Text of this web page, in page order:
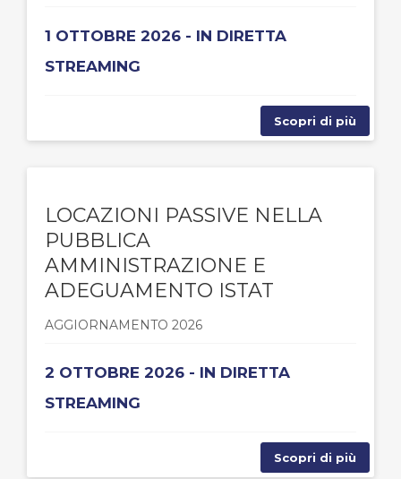
1 OTTOBRE 2026 - IN DIRETTA
STREAMING
Scopri di più
LOCAZIONI PASSIVE NELLA
PUBBLICA
AMMINISTRAZIONE E
ADEGUAMENTO ISTAT
AGGIORNAMENTO 2026
2 OTTOBRE 2026 - IN DIRETTA
STREAMING
Scopri di più